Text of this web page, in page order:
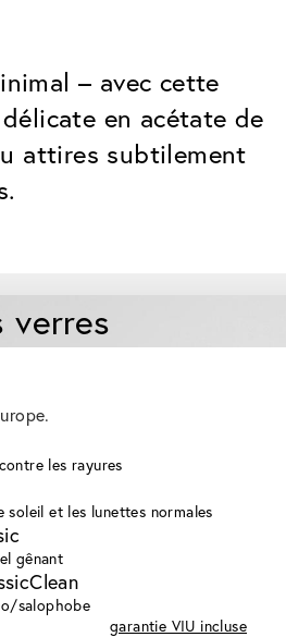
– avec cette
en acétate de
attires subtilement
verres
les rayures
soleil et les lunettes normales
gênant
salophobe
garantie VIU incluse